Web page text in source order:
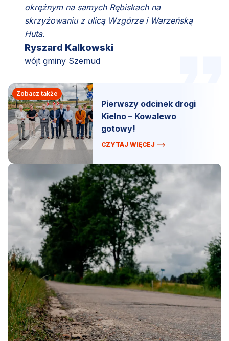
okrężnym na samych Rębiskach na
skrzyżowaniu z ulicą Wzgórze i Warzeńską
Huta.
Ryszard Kalkowski
wójt gminy Szemud
Zobacz także
Pierwszy odcinek drogi
Kielno – Kowalewo
gotowy!
CZYTAJ WIĘCEJ